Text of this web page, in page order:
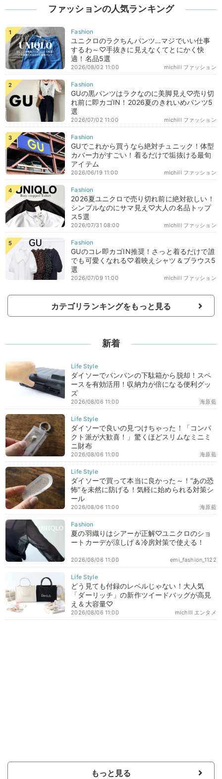
ファッションの人気ランキング
ユニクロのラクちんパンツ…マジでいい仕事
するわ～♡手抜きに見えなくてとにかく快
適！名品5選
michill ファッション
2026/08/02 11:00
GUの黒パンツはラクなのに美脚見え♡売り切
れ前に即カゴIN！2026夏のきれいめパンツ5
選
michill ファッション
2026/07/02 11:00
GUでこれから買うなら絶対チュニック！体型
カバー力がすごい！着るだけで垢抜ける最旬
アイテム
michill ファッション
2026/06/19 11:00
2026夏ユニクロで売り切れ前に絶対欲しい！
シンプルなのにサマ見え♡大人の名品トップ
ス5選
michill ファッション
2026/07/31 08:00
GUのコレ即カゴIN推奨！さっと着るだけで誰
でも可愛くなれる♡着映えシャツ＆ブラウス5
選
michill ファッション
2026/07/09 11:00
カテゴリランキングをもっと見る
新着
ダイソーでパンパンの下駄箱から脱却！スペ
ースを有効活用！収納力が倍になる便利グッ
ズ
海原藍
2026/08/06 11:00
ダイソーで良いの見つけちゃった！「コンパ
クト派が大歓喜！」驚くほどスリムなミニミ
ニ財布
海原藍
2026/08/06 11:00
ダイソーで買って本当に良かった～！“あの恐
怖”を未然に防げる！気軽に始められる対策シ
ール
海原藍
2026/08/06 11:00
夏の羽織りはシアーが正解♡ユニクロのショ
ートカーデが涼しげ＆冷房対策で使える！
emi_fashion_1122
2026/08/06 11:00
どう見ても付録のレベルじゃない！大人気
「ダーリッチ」の新作ツイードバッグが高見
え＆大容量♡
michill エンタメ
2026/08/06 11:00
もっと見る